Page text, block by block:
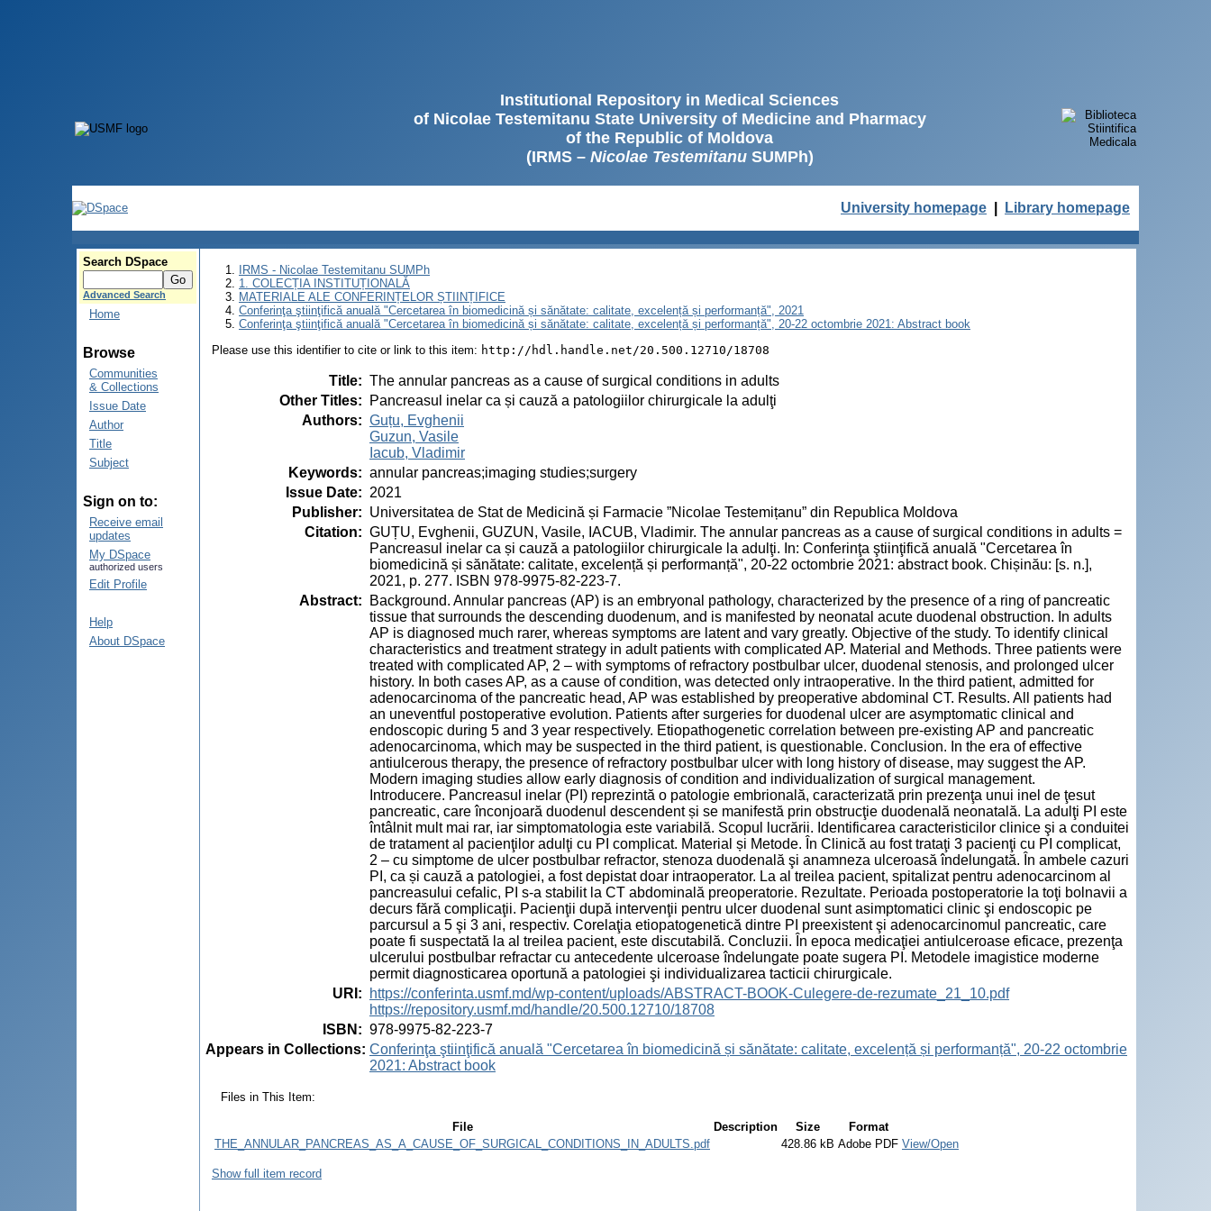
Institutional Repository in Medical Sciences
of Nicolae Testemitanu State University of Medicine and Pharmacy
of the Republic of Moldova
(IRMS – Nicolae TestemitanuSUMPh)
University homepage Library homepage
Search DSpace
Advanced Search
Home
Browse
Communities
& Collections
Issue Date
Author
Title
Subject
Sign on to:
Receive email
updates
My DSpace
authorized users
Edit Profile
Help
About DSpace
IRMS - Nicolae Testemitanu SUMPh
1. COLECȚIA INSTITUȚIONALĂ
MATERIALE ALE CONFERINȚELOR ȘTIINȚIFICE
Conferinţa ştiinţifică anuală "Cercetarea în biomedicină și sănătate: calitate, excelență și performanță", 2021
Conferinţa ştiinţifică anuală "Cercetarea în biomedicină și sănătate: calitate, excelență și performanță", 20-22 octombrie 2021: Abstract book
Please use this identifier to cite or link to this item: http://hdl.handle.net/20.500.12710/18708
Title: The annular pancreas as a cause of surgical conditions in adults
Other Titles:
Pancreasul inelar ca și cauză a patologiilor chirurgicale la adulţi
Authors: Guțu, Evghenii
Guzun, Vasile
Iacub, Vladimir
Keywords: annular pancreas;imaging studies;surgery
Issue Date: 2021
Publisher: Universitatea de Stat de Medicină și Farmacie ”Nicolae Testemițanu” din Republica Moldova
Citation: GUȚU, Evghenii, GUZUN, Vasile, IACUB, Vladimir. The annular pancreas as a cause of surgical conditions in adults =
Pancreasul inelar ca și cauză a patologiilor chirurgicale la adulţi. In: Conferinţa ştiinţifică anuală "Cercetarea în
biomedicină și sănătate: calitate, excelență și performanță", 20-22 octombrie 2021: abstract book. Chișinău: [s. n.],
2021, p. 277. ISBN 978-9975-82-223-7.
Abstract:
Background. Annular pancreas (AP) is an embryonal pathology, characterized by the presence of a ring of pancreatic
tissue that surrounds the descending duodenum, and is manifested by neonatal acute duodenal obstruction. In adults
AP is diagnosed much rarer, whereas symptoms are latent and vary greatly. Objective of the study. To identify clinical
characteristics and treatment strategy in adult patients with complicated AP. Material and Methods. Three patients were
treated with complicated AP, 2 – with symptoms of refractory postbulbar ulcer, duodenal stenosis, and prolonged ulcer
history. In both cases AP, as a cause of condition, was detected only intraoperative. In the third patient, admitted for
adenocarcinoma of the pancreatic head, AP was established by preoperative abdominal CT. Results. All patients had
an uneventful postoperative evolution. Patients after surgeries for duodenal ulcer are asymptomatic clinical and
endoscopic during 5 and 3 year respectively. Etiopathogenetic correlation between pre-existing AP and pancreatic
adenocarcinoma, which may be suspected in the third patient, is questionable. Conclusion. In the era of effective
antiulcerous therapy, the presence of refractory postbulbar ulcer with long history of disease, may suggest the AP.
Modern imaging studies allow early diagnosis of condition and individualization of surgical management.
Introducere. Pancreasul inelar (PI) reprezintă o patologie embrională, caracterizată prin prezenţa unui inel de ţesut
pancreatic, care înconjoară duodenul descendent și se manifestă prin obstrucţie duodenală neonatală. La adulţi PI este
întâlnit mult mai rar, iar simptomatologia este variabilă. Scopul lucrării. Identificarea caracteristicilor clinice şi a conduitei
de tratament al pacienţilor adulţi cu PI complicat. Material și Metode. În Clinică au fost trataţi 3 pacienţi cu PI complicat,
2 – cu simptome de ulcer postbulbar refractor, stenoza duodenală şi anamneza ulceroasă îndelungată. În ambele cazuri
PI, ca și cauză a patologiei, a fost depistat doar intraoperator. La al treilea pacient, spitalizat pentru adenocarcinom al
pancreasului cefalic, PI s-a stabilit la CT abdominală preoperatorie. Rezultate. Perioada postoperatorie la toţi bolnavii a
decurs fără complicaţii. Pacienţii după intervenţii pentru ulcer duodenal sunt asimptomatici clinic şi endoscopic pe
parcursul a 5 şi 3 ani, respectiv. Corelaţia etiopatogenetică dintre PI preexistent şi adenocarcinomul pancreatic, care
poate fi suspectată la al treilea pacient, este discutabilă. Concluzii. În epoca medicaţiei antiulceroase eficace, prezenţa
ulcerului postbulbar refractar cu antecedente ulceroase îndelungate poate sugera PI. Metodele imagistice moderne
permit diagnosticarea oportună a patologiei şi individualizarea tacticii chirurgicale.
URI :
https://conferinta.usmf.md/wp-content/uploads/ABSTRACT-BOOK-Culegere-de-rezumate_21_10.pdf
https://repository.usmf.md/handle/20.500.12710/18708
ISBN : 978-9975-82-223-7
Appears in Collections: Conferinţa ştiinţifică anuală "Cercetarea în biomedicină și sănătate: calitate, excelență și performanță", 20-22 octombrie
2021: Abstract book
Files in This Item:
File Description Size
Format
THE_ANNULAR_PANCREAS_AS_A_CAUSE_OF_SURGICAL_CONDITIONS_IN_ADULTS.pdf
428.86 kB Adobe PDF View/Open
Show full item record